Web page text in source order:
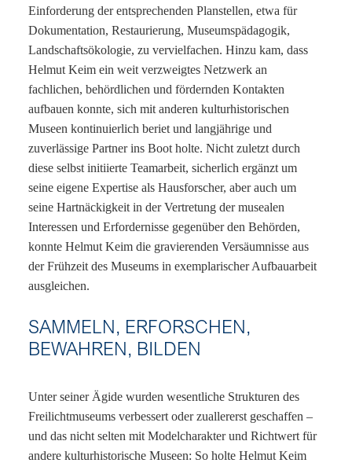
Einforderung der entsprechenden Planstellen, etwa für
Dokumentation, Restaurierung, Museumspädagogik,
Landschaftsökologie, zu vervielfachen. Hinzu kam, dass
Helmut Keim ein weit verzweigtes Netzwerk an
fachlichen, behördlichen und fördernden Kontakten
aufbauen konnte, sich mit anderen kulturhistorischen
Museen kontinuierlich beriet und langjährige und
zuverlässige Partner ins Boot holte. Nicht zuletzt durch
diese selbst initiierte Teamarbeit, sicherlich ergänzt um
seine eigene Expertise als Hausforscher, aber auch um
seine Hartnäckigkeit in der Vertretung der musealen
Interessen und Erfordernisse gegenüber den Behörden,
konnte Helmut Keim die gravierenden Versäumnisse aus
der Frühzeit des Museums in exemplarischer Aufbauarbeit
ausgleichen.
SAMMELN, ERFORSCHEN,
BEWAHREN, BILDEN
Unter seiner Ägide wurden wesentliche Strukturen des
Freilichtmuseums verbessert oder zuallererst geschaffen –
und das nicht selten mit Modelcharakter und Richtwert für
andere kulturhistorische Museen: So holte Helmut Keim